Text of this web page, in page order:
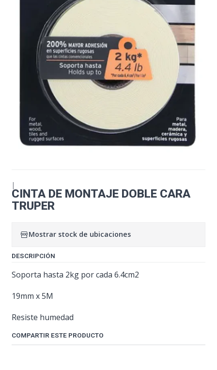
|
CINTA DE MONTAJE DOBLE CARA
TRUPER
Mostrar stock de ubicaciones
DESCRIPCIÓN
Soporta hasta 2kg por cada 6.4cm2
19mm x 5M
Resiste humedad
COMPARTIR ESTE PRODUCTO